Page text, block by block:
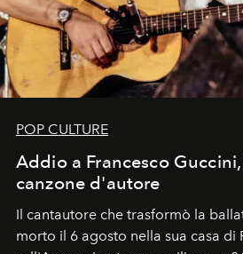
POP CULTURE
Addio a Francesco
canzone d'autore
Il cantautore che trasformò la
morto il 6 agosto nella sua casa di